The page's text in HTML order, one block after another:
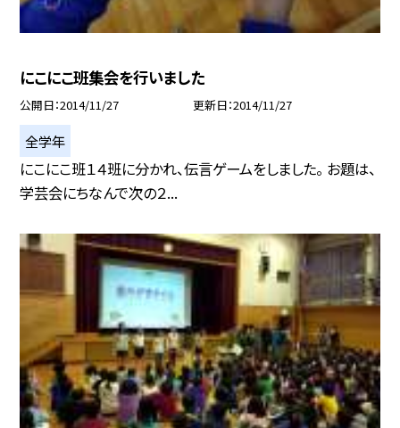
にこにこ班集会を行いました
公開日 2014/11/27 更新日 2014/11/27
全学年
にこにこ班１４班に分かれ、伝言ゲームをしました。 お題は、
学芸会にちなんで次の２...